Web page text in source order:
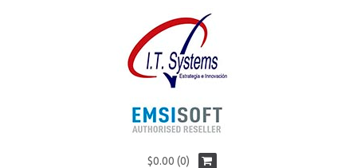
$0.00 (0)